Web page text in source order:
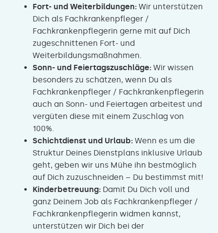
Fort- und Weiterbildungen: Wir unterstützen
Dich als Fachkrankenpfleger /
Fachkrankenpflegerin gerne mit auf Dich
zugeschnittenen Fort- und
Weiterbildungsmaßnahmen.
Sonn- und Feiertagszuschläge: Wir wissen
besonders zu schätzen, wenn Du als
Fachkrankenpfleger / Fachkrankenpflegerin
auch an Sonn- und Feiertagen arbeitest und
vergüten diese mit einem Zuschlag von
100%.
Schichtdienst und Urlaub: Wenn es um die
Struktur Deines Dienstplans inklusive Urlaub
geht, geben wir uns Mühe ihn bestmöglich
auf Dich zuzuschneiden – Du bestimmst mit!
Kinderbetreuung: Damit Du Dich voll und
ganz Deinem Job als Fachkrankenpfleger /
Fachkrankenpflegerin widmen kannst,
unterstützen wir Dich bei der